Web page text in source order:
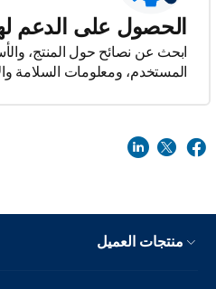
الحصول على الدعم
ابحث عن نصائح حول المنتج،
المستخدم، ومعلومات السلامة
منتجات العميل